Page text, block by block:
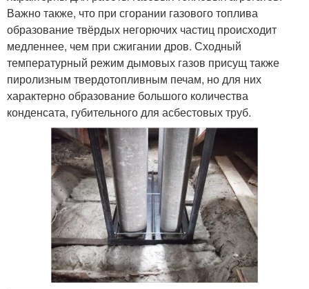
Важно также, что при сгорании газового топлива
образование твёрдых негорючих частиц происходит
медленнее, чем при сжигании дров. Сходный
температурный режим дымовых газов присущ также
пиролизным твердотопливным печам, но для них
характерно образование большого количества
конденсата, губительного для асбестовых труб.